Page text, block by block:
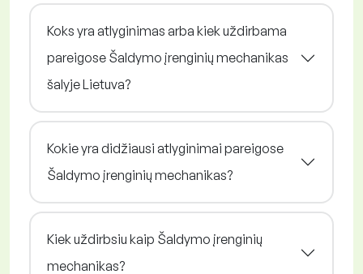
Koks yra atlyginimas arba kiek uždirbama
pareigose Šaldymo įrenginių mechanikas
šalyje Lietuva?
Kokie yra didžiausi atlyginimai pareigose
Šaldymo įrenginių mechanikas?
Kiek uždirbsiu kaip Šaldymo įrenginių
mechanikas?